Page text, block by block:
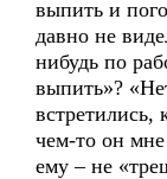
выпить и
давно не
нибудь по
выпить»?
встретились,
чем-то он
ему – не